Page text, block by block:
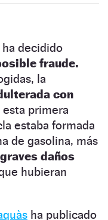
ha decidido
fraude.
la
con
primera
estaba formada
de gasolina, más
graves daños
hubieran
ha publicado